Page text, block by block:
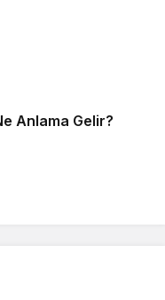
Anlama Gelir?